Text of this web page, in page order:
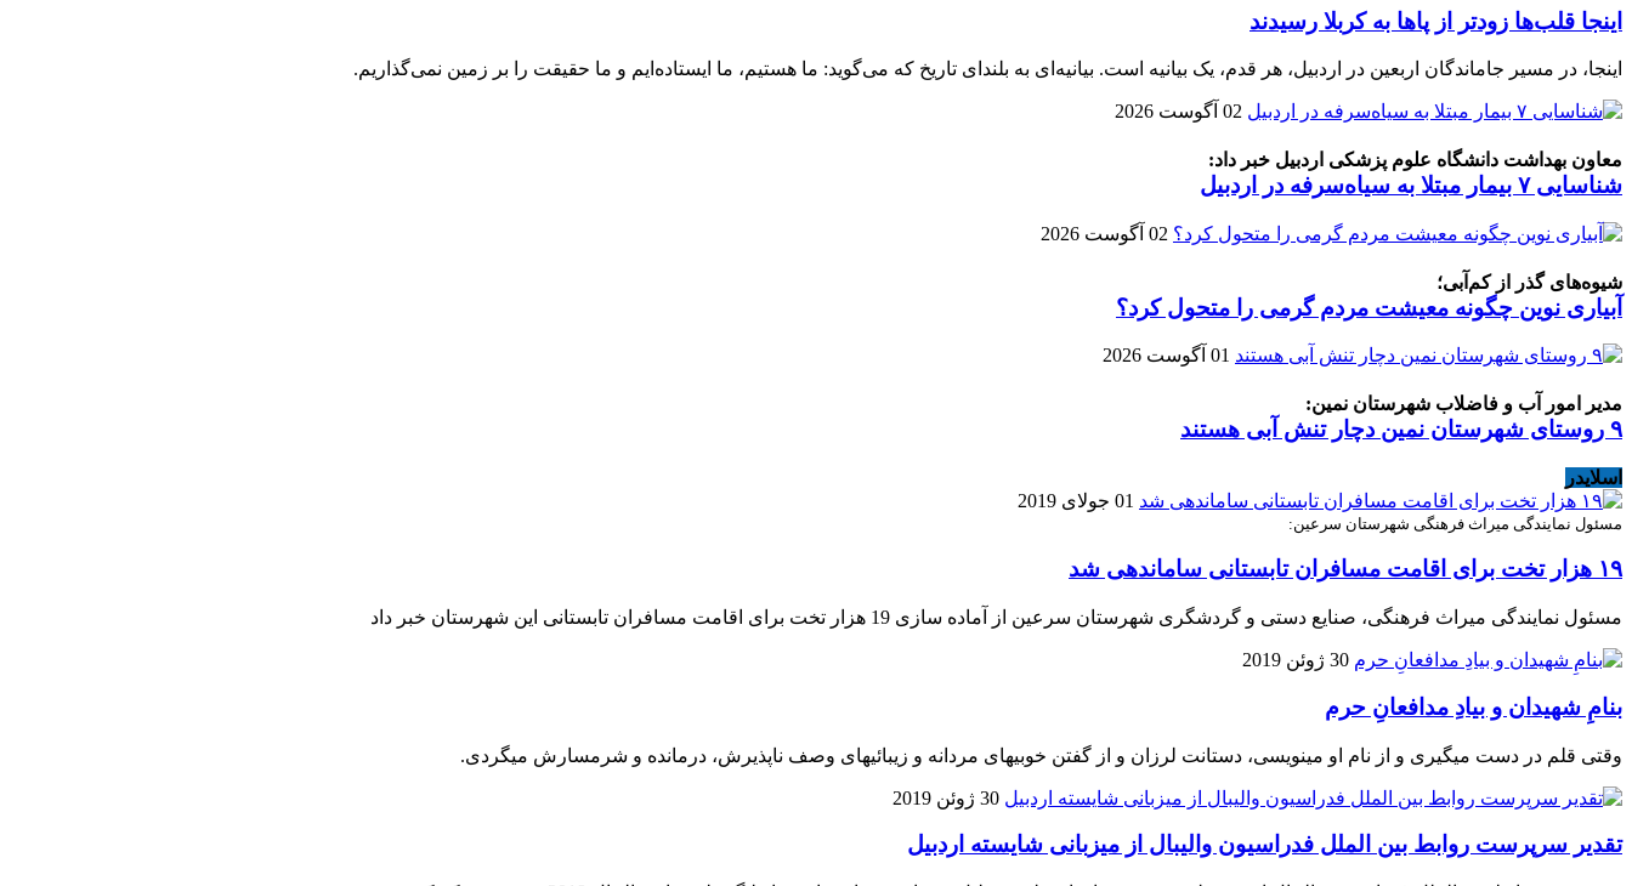
اینجا قلب‌ها زودتر از پاها به کربلا رسیدند
اینجا، در مسیر جاماندگان اربعین در اردبیل، هر قدم، یک بیانیه است. بیانیه‌ای به بلندای تاریخ که می‌گوید: ما هستیم، ما ایستاده‌ایم و ما حقیقت را بر زمین نمی‌گذاریم.
02 آگوست 2026
معاون بهداشت دانشگاه علوم پزشکی اردبیل خبر داد:
شناسایی ۷ بیمار مبتلا به سیاه‌سرفه در اردبیل
02 آگوست 2026
شیوه‌های گذر از کم‌آبی؛
آبیاری نوین چگونه معیشت مردم گرمی را متحول کرد؟
01 آگوست 2026
مدیر امور آب و فاضلاب شهرستان نمین:
۹ روستای شهرستان نمین دچار تنش آبی هستند
اسلایدر
01 جولای 2019
مسئول نمایندگی میراث فرهنگی شهرستان سرعین:
۱۹ هزار تخت برای اقامت مسافران تابستانی ساماندهی شد
مسئول نمایندگی میراث فرهنگی، صنایع دستی و گردشگری شهرستان سرعین از آماده سازی 19 هزار تخت برای اقامت مسافران تابستانی این شهرستان خبر داد
30 ژوئن 2019
بنامِ شهیدان و بیادِ مدافعانِ حرم
وقتی قلم در دست میگیری و از نام او مینویسی، دستانت لرزان و از گفتن خوبیهای مردانه و زیبائیهای وصف ناپذیرش، درمانده و شرمسارش میگردی.
30 ژوئن 2019
تقدیر سرپرست روابط بین الملل فدراسیون والیبال از میزبانی شایسته اردبیل